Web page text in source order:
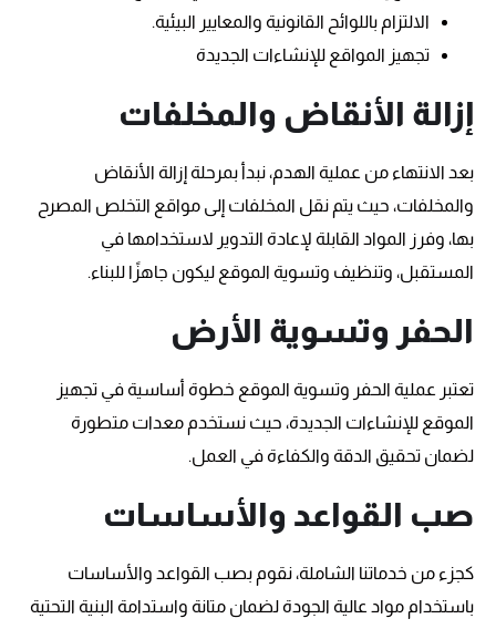
الالتزام باللوائح القانونية والمعايير البيئية.
تجهيز المواقع للإنشاءات الجديدة
إزالة الأنقاض والمخلفات
بعد الانتهاء من عملية الهدم، نبدأ بمرحلة إزالة الأنقاض
والمخلفات، حيث يتم نقل المخلفات إلى مواقع التخلص المصرح
بها، وفرز المواد القابلة لإعادة التدوير لاستخدامها في
المستقبل، وتنظيف وتسوية الموقع ليكون جاهزًا للبناء.
الحفر وتسوية الأرض
تعتبر عملية الحفر وتسوية الموقع خطوة أساسية في تجهيز
الموقع للإنشاءات الجديدة، حيث نستخدم معدات متطورة
لضمان تحقيق الدقة والكفاءة في العمل.
صب القواعد والأساسات
كجزء من خدماتنا الشاملة، نقوم بصب القواعد والأساسات
باستخدام مواد عالية الجودة لضمان متانة واستدامة البنية التحتية